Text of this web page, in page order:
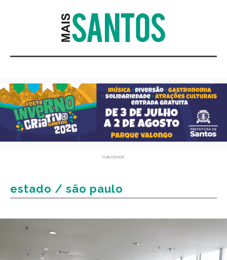
PUBLICIDADE
estado / são paulo